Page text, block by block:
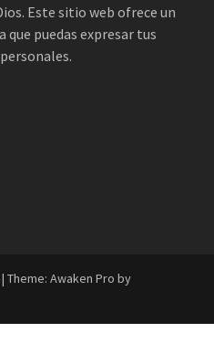
Este sitio web ofrece un
que puedas expresar tus
| Theme: Awaken Pro by